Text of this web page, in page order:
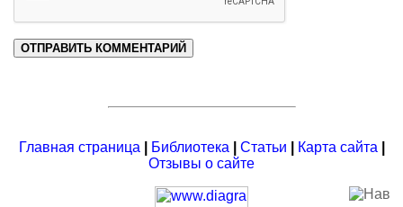
Главная страница Библиотека Статьи Карта сайта
Отзывы о сайте